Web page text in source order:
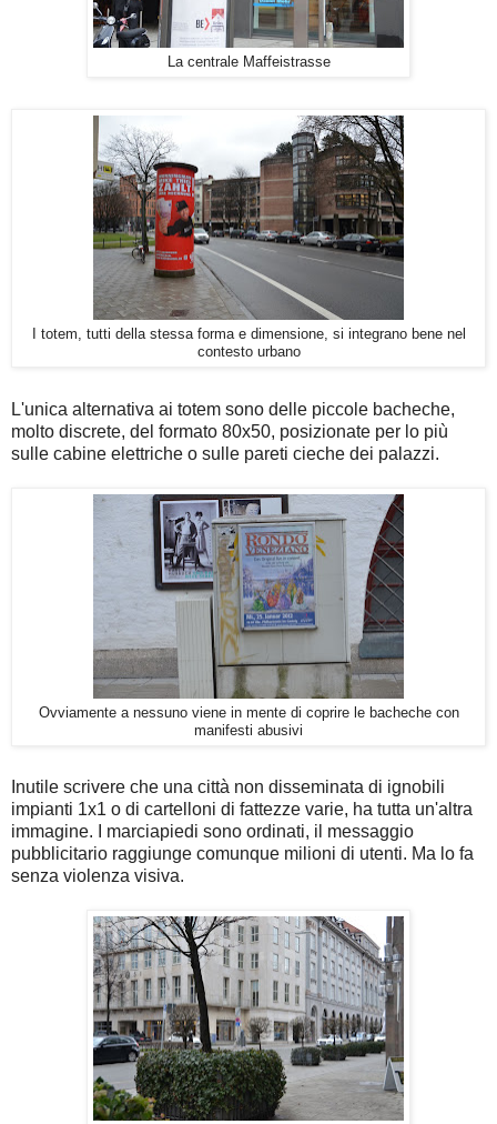
La centrale Maffeistrasse
I totem, tutti della stessa forma e dimensione, si integrano bene nel
contesto urbano
L'unica alternativa ai totem sono delle piccole bacheche,
molto discrete, del formato 80x50, posizionate per lo più
sulle cabine elettriche o sulle pareti cieche dei palazzi.
Ovviamente a nessuno viene in mente di coprire le bacheche con
manifesti abusivi
Inutile scrivere che una città non disseminata di ignobili
impianti 1x1 o di cartelloni di fattezze varie, ha tutta un'altra
immagine. I marciapiedi sono ordinati, il messaggio
pubblicitario raggiunge comunque milioni di utenti. Ma lo fa
senza violenza visiva.